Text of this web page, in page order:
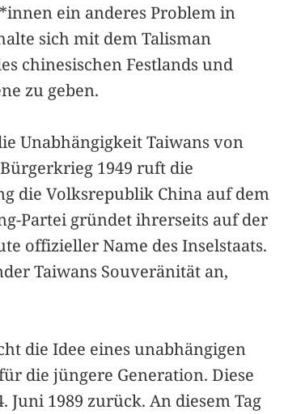
ein anderes Problem in
sich mit dem Talisman
chinesischen Festlands und
zu geben.
Unabhängigkeit Taiwans von
1949 ruft die
die Volksrepublik China auf dem
Partei gründet ihrerseits auf der
offizieller Name des Inselstaats.
Taiwans Souveränität an,
die Idee eines unabhängigen
die jüngere Generation. Diese
1989 zurück. An diesem Tag